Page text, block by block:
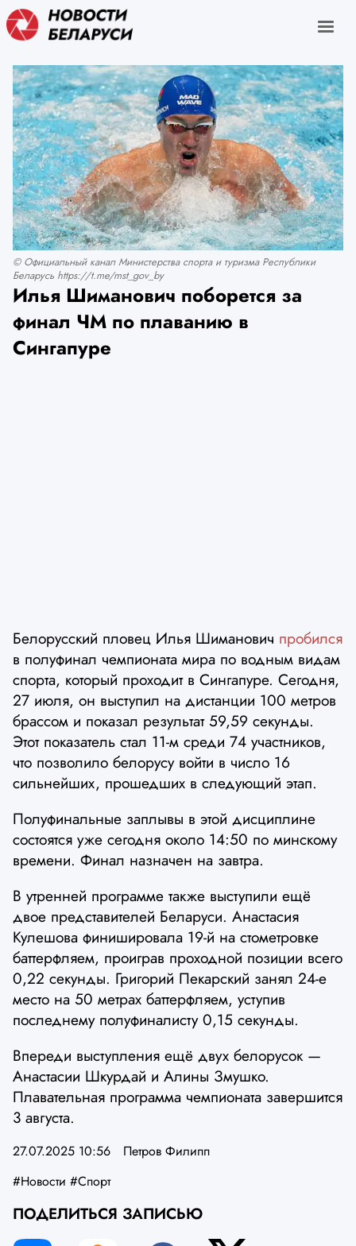
© Официальный канал Министерства спорта и туризма Республики
Беларусь https://t.me/mst_gov_by
Илья Шиманович поборется за
финал ЧМ по плаванию в
Сингапуре
Белорусский пловец Илья Шиманович пробился
в полуфинал чемпионата мира по водным видам
спорта, который проходит в Сингапуре. Сегодня,
27 июля, он выступил на дистанции 100 метров
брассом и показал результат 59,59 секунды.
Этот показатель стал 11-м среди 74 участников,
что позволило белорусу войти в число 16
сильнейших, прошедших в следующий этап.
Полуфинальные заплывы в этой дисциплине
состоятся уже сегодня около 14:50 по минскому
времени. Финал назначен на завтра.
В утренней программе также выступили ещё
двое представителей Беларуси. Анастасия
Кулешова финишировала 19-й на стометровке
баттерфляем, проиграв проходной позиции всего
0,22 секунды. Григорий Пекарский занял 24-е
место на 50 метрах баттерфляем, уступив
последнему полуфиналисту 0,15 секунды.
Впереди выступления ещё двух белорусок —
Анастасии Шкурдай и Алины Змушко.
Плавательная программа чемпионата завершится
3 августа.
27.07.2025 10:56
Петров Филипп
#Новости #Спорт
ПОДЕЛИТЬСЯ ЗАПИСЬЮ